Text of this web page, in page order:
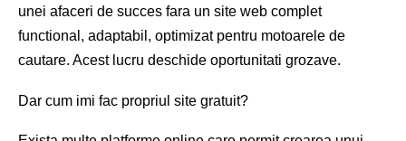
unei afaceri de succes fara un site web complet
functional, adaptabil, optimizat pentru motoarele de
cautare. Acest lucru deschide oportunitati grozave.
Dar cum imi fac propriul site gratuit?